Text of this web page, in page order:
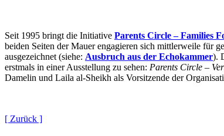
Seit 1995 bringt die Initiative Parents Circle – Families
beiden Seiten der Mauer engagieren sich mittlerweile für
ausgezeichnet (siehe: Ausbruch aus der Echokammer).
erstmals in einer Ausstellung zu sehen: Parents Circle –
Damelin und Laila al-Sheikh als Vorsitzende der
[ Zurück ]